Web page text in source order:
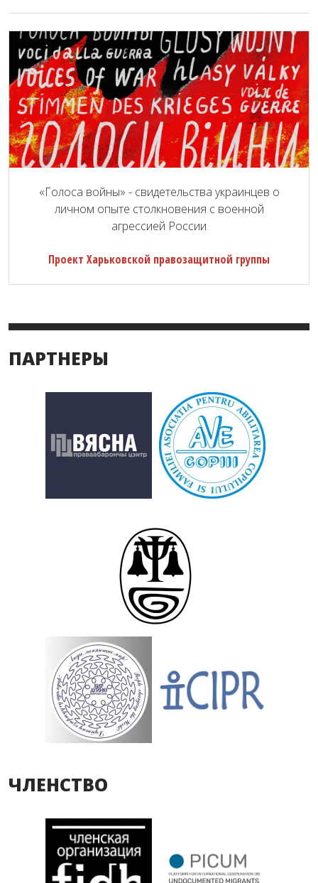
«Голоса войны» - свидетельства украинцев о
личном опыте столкновения с военной
агрессией России
Проект Харьковской правозащитной группы
ПАРТНЕРЫ
ЧЛЕНСТВО